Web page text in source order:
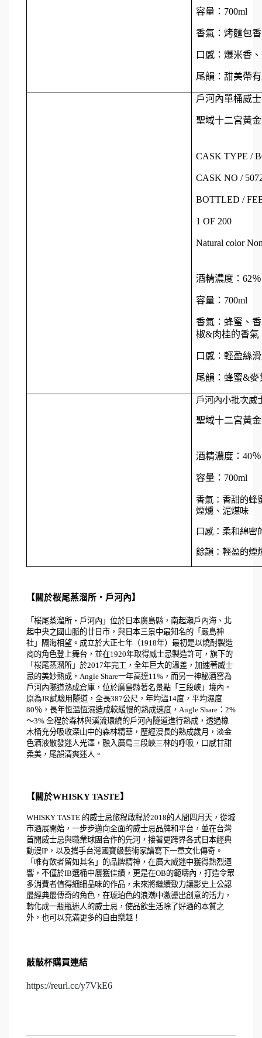
容量：700ml
香氣：烤麵包
口感：爆米香
尾韻：甜美帶
戶河內單桶威
聖域十二宮黃
CASK TYPE /
CASK NO /
BOTTLED /
1 OF 200
Natural color
酒精濃度：62％
容量：700ml
香氣：蜂蜜、
椒&肉桂的香氣
口感：輕盈絲
尾韻：蜂蜜&麥
戶河內小批次威
聖域十二宮黃
酒精濃度：40％
容量：700ml
香氣：香甜的蜂
煙燻、泥煤味
口感：柔和綿密
餘韻：輕盈的煙
【關於桜尾蒸溜所 ・戶河內】
「 桜尾蒸溜所 ・戶河內」位於日本廣島縣，南起瀨戶內海、北
起中央之國山脈的廿日市 ，與日本三景中最知名的「嚴島神
社」隔海相望。成立於大正七年（1918年）最初是以燒酎製造
商的角色登上舞台，並在1920年取得威士忌製造許可，旗下的
「 桜尾蒸溜所」於2017年完工，全年巨大的溫差，加速著威士
忌的美妙熟成， Angle Share一年高達11%， 而另一神秘酒窖為
戶河內隧道熟成倉庫，位於廣島縣著名景點「三段峽」境內。
原為JR試驗用隧道，全長387公尺，年均溫14度，平均濕度
80％，長年恆溫恆濕造成較緩慢的熟成速度，Angle Share：2%
～3% 全程於森林與溪流環繞的戶河內隧道進行熟成，透過橡
木桶充分吸收深山中的森林精華，歷經漫長的熟成歲月，淡金
色酒液散發迷人光澤， 融入廣島三段峽三林的呼吸， 口感甘甜
柔美，尾韻清爽迷人。
【關於WHISKY TASTE】
WHISKY TASTE 的威士忌旅程啟程於2018的人間四月天，從城
市酒展開始，一步步邁向全面的威士忌品牌和平台，並在台灣
首開威士忌與職業球團合作的先河，接著更跨界各式日本經典
動漫IP，以及攜手台灣國寶級藝術家譜寫下一章文化傳奇。
「唯有飲者留如其名」的品牌精神，在廣大威迷中獲得熱烈迴
響，不僅於IB選桶中屢獲佳績，更是在OB的範疇內，打造令眾
多消費者值得細細品味的作品，未來將繼續致力讓影史上公認
最經典最傳奇的角色，在琥珀色的浪潮中激盪出創意的活力，
轉化成一瓶瓶迷人的威士忌，使品飲生活除了好酒的本質之
外，也可以充滿更多的自由樂趣！
敲敲杯購買連結
https://reurl.cc/y7VkE6